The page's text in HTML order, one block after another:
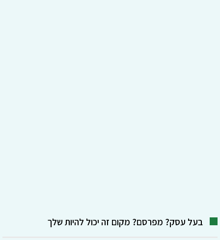
בעל עסק? מפרסם? מקום זה יכול להיות שלך